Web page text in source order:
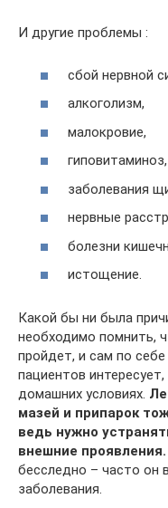
И другие проблемы :
сбой нервной
алкоголизм,
малокровие,
гиповитаминоз,
заболевания
нервные
болезни
истощение.
Какой бы ни была
необходимо помнить,
пройдет, и сам по
пациентов
домашних условиях.
мазей и припарок
ведь нужно
внешние проявления.
бесследно – часто он
заболевания.